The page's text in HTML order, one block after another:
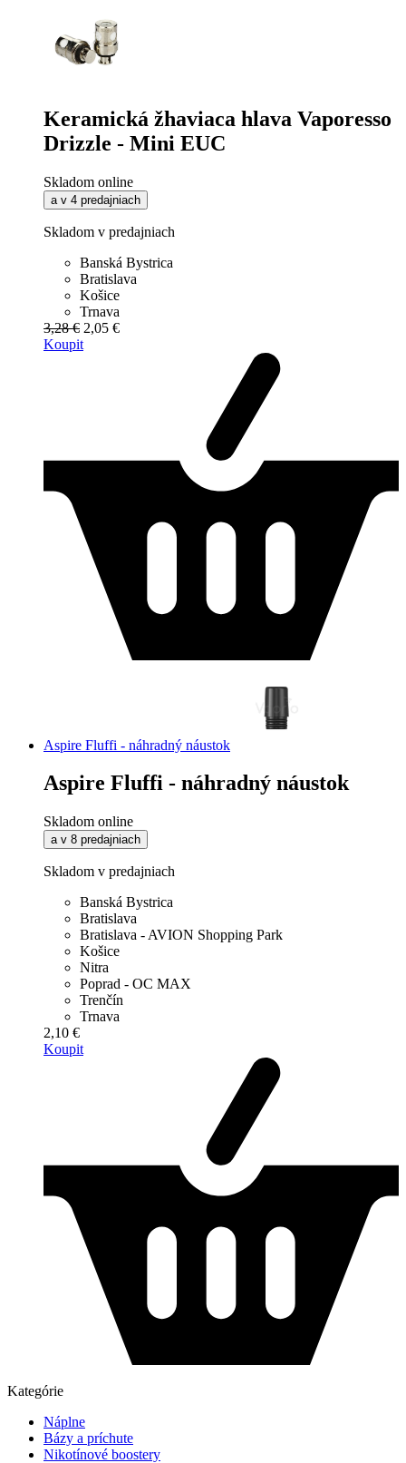
Keramická žhaviaca hlava Vaporesso
Drizzle - Mini EUC
Skladom online
a v 4 predajniach
Skladom v predajniach
Banská Bystrica
Bratislava
Košice
Trnava
3,28 € 2,05 €
Koupit
Aspire Fluffi - náhradný náustok
Aspire Fluffi - náhradný náustok
Skladom online
a v 8 predajniach
Skladom v predajniach
Banská Bystrica
Bratislava
Bratislava - AVION Shopping Park
Košice
Nitra
Poprad - OC MAX
Trenčín
Trnava
2,10 €
Koupit
Kategórie
Náplne
Bázy a príchute
Nikotínové boostery